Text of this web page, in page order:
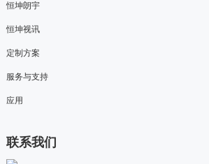
恒坤朗宇
恒坤视讯
定制方案
服务与支持
应用
联系我们